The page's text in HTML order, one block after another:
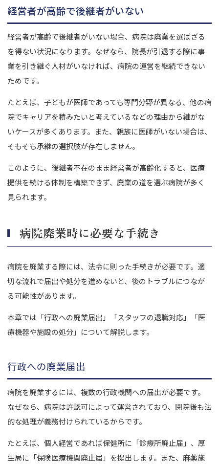
経営者が高齢で後継者がいない
経営者が高齢で後継者がいない場合、病院は廃業を選ばざる
を得ない状況になります。 なぜなら、院長が引退する際に事
業を引き継ぐ人材がいなければ、病院の運営を継続できない
ためです。
たとえば、子どもが医師であっても専門分野が異なる、他の病
院でキャリアを積みたいと考えているなどの理由から継がな
いケースが多くあります。 また、親族に医師がいない場合は、
そもそも承継の選択肢が存在しません。
このように、後継者不在のまま経営者が高齢化すると、医療
提供を続ける体制を構築できず、廃業の道を選ぶ病院が多く
見られます。
病院廃業時に必要な手続き
病院を廃業する際には、法令に則った手続きが必要です。 適
切な流れで届出や処分を進めないと、後のトラブルにつなが
る可能性があります。
本章では「行政への廃業届出」「スタッフの退職対応」「医
療機器や施設の処分」について解説します。
行政への廃業届出
病院を廃業するには、複数の行政機関への届出が必要です。
なぜなら、病院は許認可によって運営されており、閉院後も法
的な処理が義務付けられているからです。
たとえば、個人経営であれば保健所に「診療所廃止届」、厚
生局に「保険医療機関廃止届」を提出します。 また、麻薬施